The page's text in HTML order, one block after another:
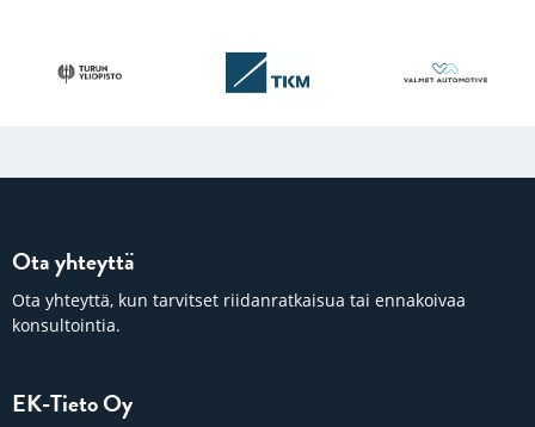
Ota yhteyttä
Ota yhteyttä, kun tarvitset riidanratkaisua tai ennakoivaa
konsultointia.
EK-Tieto Oy